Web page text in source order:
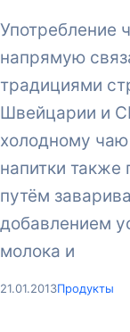
Употребление
напрямую
традициями
Швейцарии и
холодному чаю
напитки
путём
добавлением
молока и
21.01.2013Продукты